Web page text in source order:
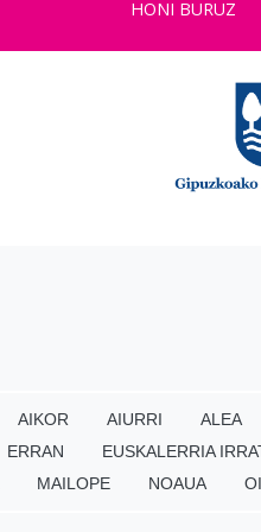
HONI BURUZ
AIKOR AIURRI ALEA
ERRAN EUSKALERRIA
MAILOPE NOAUA